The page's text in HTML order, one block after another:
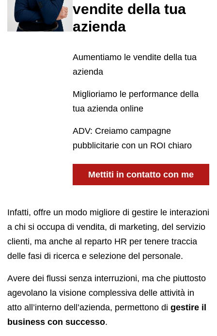
vendite della tua
azienda
Aumentiamo le vendite della tua
azienda
Miglioriamo le performance della
tua azienda online
ADV: Creiamo campagne
pubblicitarie con un ROI chiaro
Mettiti in contatto con me
Infatti, offre un modo migliore di gestire le interazioni
a chi si occupa di vendita, di marketing, del servizio
clienti, ma anche al reparto HR per tenere traccia
delle fasi di ricerca e selezione del personale.
Avere dei flussi senza interruzioni, ma che piuttosto
agevolano la visione complessiva delle attività in
atto all’interno dell’azienda, permettono di gestire il
business con successo.